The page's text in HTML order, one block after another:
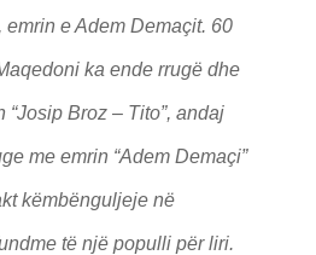
e Adem Demaçit. 60
ka ende rrugë dhe
“Josip Broz – Tito”, andaj
me emrin “Adem Demaçi”
këmbënguljeje në
të një populli për liri.